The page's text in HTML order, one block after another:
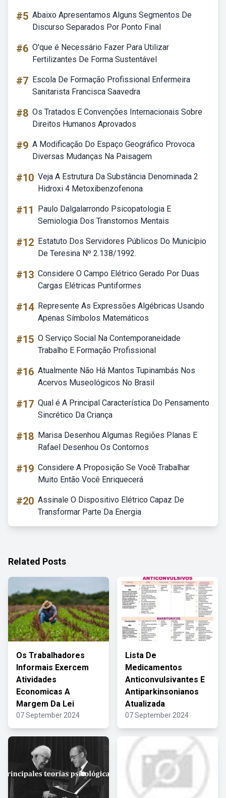
#5 Abaixo Apresentamos Alguns Segmentos De
Discurso Separados Por Ponto Final
#6 O'que é Necessário Fazer Para Utilizar
Fertilizantes De Forma Sustentável
#7 Escola De Formação Profissional Enfermeira
Sanitarista Francisca Saavedra
#8 Os Tratados E Convenções Internacionais Sobre
Direitos Humanos Aprovados
#9 A Modificação Do Espaço Geográfico Provoca
Diversas Mudanças Na Paisagem
#10 Veja A Estrutura Da Substância Denominada 2
Hidroxi 4 Metoxibenzofenona
#11
Paulo Dalgalarrondo Psicopatologia E
Semiologia Dos Transtornos Mentais
#12 Estatuto Dos Servidores Públicos Do Município
De Teresina Nº 2.138/1992.
#13 Considere O Campo Elétrico Gerado Por Duas
Cargas Elétricas Puntiformes
#14 Represente As Expressões Algébricas Usando
Apenas Símbolos Matemáticos
#15 O Serviço Social Na Contemporaneidade
Trabalho E Formação Profissional
#16 Atualmente Não Há Mantos Tupinambás Nos
Acervos Museológicos No Brasil
#17 Qual é A Principal Característica Do Pensamento
Sincrético Da Criança
#18 Marisa Desenhou Algumas Regiões Planas E
Rafael Desenhou Os Contornos
#19 Considere A Proposição Se Você Trabalhar
Muito Então Você Enriquecerá
#20 Assinale O Dispositivo Elétrico Capaz De
Transformar Parte Da Energia
Related Posts
Os Trabalhadores
Informais Exercem
Atividades
Economicas A
Margem Da Lei
07 September 2024
Lista De
Medicamentos
Anticonvulsivantes E
Antiparkinsonianos
Atualizada
07 September 2024